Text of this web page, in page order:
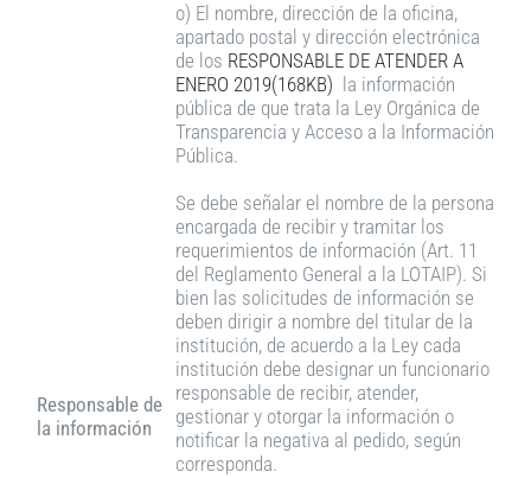
Responsable de
la información
o) El nombre, dirección de la oficina,
apartado postal y dirección electrónica
de los RESPONSABLE DE ATENDER A
ENERO 2019(168KB) la información
pública de que trata la Ley Orgánica de
Transparencia y Acceso a la Información
Pública.
Se debe señalar el nombre de la persona
encargada de recibir y tramitar los
requerimientos de información (Art. 11
del Reglamento General a la LOTAIP). Si
bien las solicitudes de información se
deben dirigir a nombre del titular de la
institución, de acuerdo a la Ley cada
institución debe designar un funcionario
responsable de recibir, atender,
gestionar y otorgar la información o
notificar la negativa al pedido, según
corresponda.